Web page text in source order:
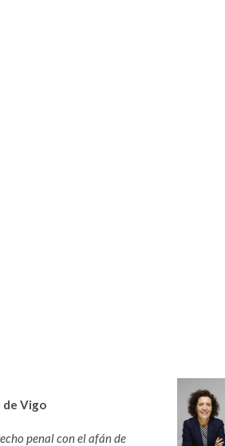
de Vigo
penal con el afán de